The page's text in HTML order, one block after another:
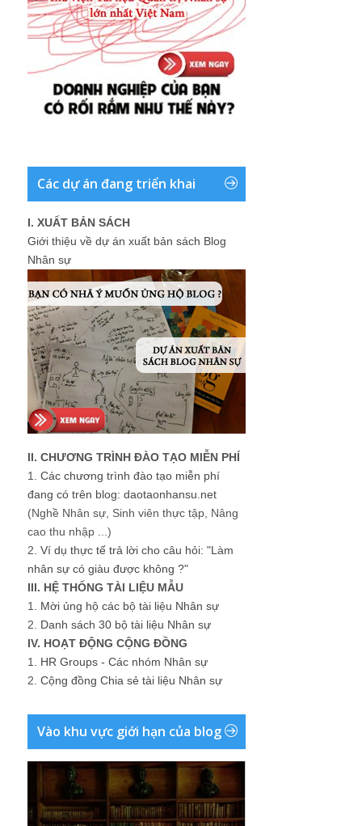
Các dự án đang triển khai
I. XUẤT BẢN SÁCH
Giới thiệu về dự án xuất bản sách Blog
Nhân sự
II. CHƯƠNG TRÌNH ĐÀO TẠO MIỄN PHÍ
1. Các chương trình đào tạo miễn phí
đang có trên blog: daotaonhansu.net
(Nghề Nhân sự, Sinh viên thực tập, Nâng
cao thu nhập ...)
2. Ví dụ thực tế trả lời cho câu hỏi: "Làm
nhân sự có giàu được không ?"
III. HỆ THỐNG TÀI LIỆU MẪU
1. Mời ủng hộ các bộ tài liệu Nhân sự
2. Danh sách 30 bộ tài liệu Nhân sự
IV. HOẠT ĐỘNG CỘNG ĐỒNG
1. HR Groups - Các nhóm Nhân sự
2. Cộng đồng Chia sẻ tài liệu Nhân sự
Vào khu vực giới hạn của blog